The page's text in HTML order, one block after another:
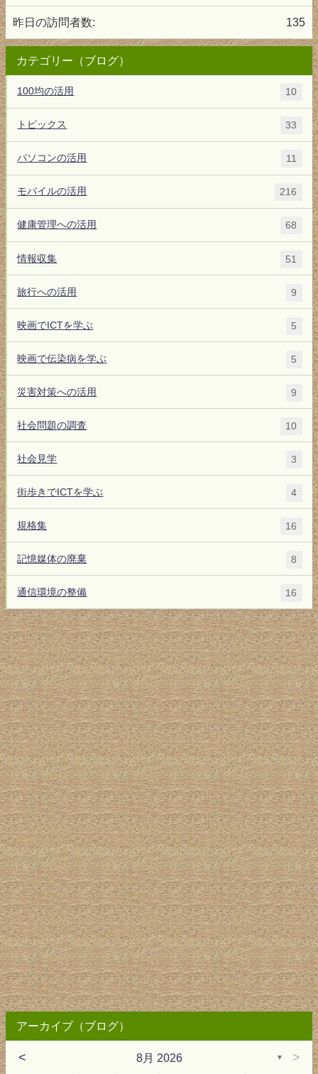
135
昨日の訪問者数:
カテゴリー（ブログ）
100均の活用 10
トピックス 33
パソコンの活用 11
モバイルの活用 216
健康管理への活用 68
情報収集 51
旅行への活用 9
映画でICTを学ぶ 5
映画で伝染病を学ぶ 5
災害対策への活用 9
社会問題の調査 10
社会見学 3
街歩きでICTを学ぶ 4
規格集 16
記憶媒体の廃棄 8
通信環境の整備 16
アーカイブ（ブログ）
< 8月 2026 ▼ >